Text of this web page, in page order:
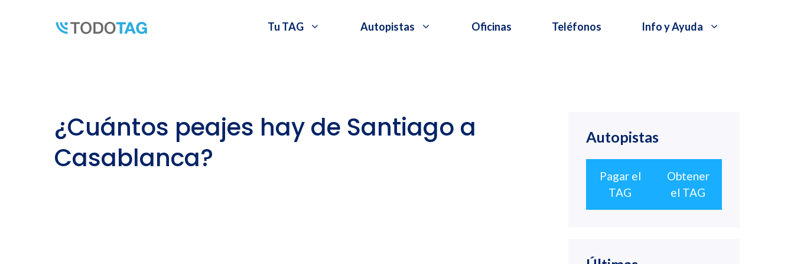
Tu TAG Autopistas Oficinas Teléfonos Info y Ayuda
¿Cuántos peajes hay de Santiago a
Casablanca?
Autopistas
Pagar el
TAG
Obtener
el TAG